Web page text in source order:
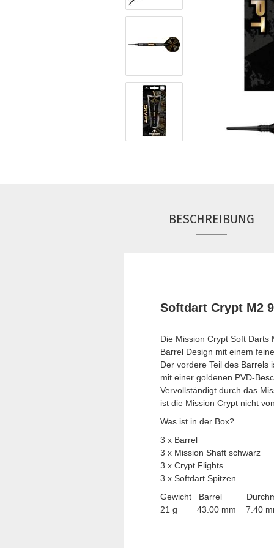
BESCHREIBUNG
Softdart Crypt M2
Die Mission Crypt Soft
Barrel Design mit einem
Der vordere Teil des Barrels
mit einer goldenen PVD-
Vervollständigt durch das
ist die Mission Crypt nicht
Was ist in der Box?
3 x Barrel
3 x Mission Shaft schwarz
3 x Crypt Flights
3 x Softdart Spitzen
Gewicht Barrel
21 g 43.00 mm 7.40